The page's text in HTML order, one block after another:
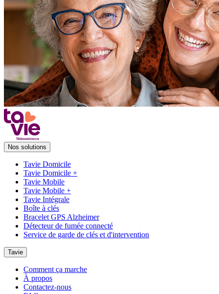
Nos solutions
Tavie Domicile
Tavie Domicile +
Tavie Mobile
Tavie Mobile +
Tavie Intégrale
Boîte à clés
Bracelet GPS Alzheimer
Détecteur de fumée connecté
Service de garde de clés et d'intervention
Tavie
Comment ça marche
À propos
Contactez-nous